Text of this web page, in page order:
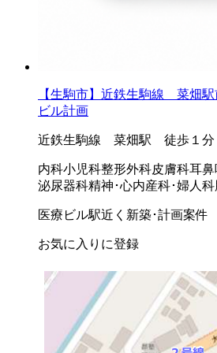
【生駒市】近鉄生駒線 菜畑駅
ビル計画
近鉄生駒線 菜畑駅 徒歩１分
内科小児科整形外科皮膚科耳
泌尿器科精神･心内産科･婦人科
医療ビル駅近く 新築･計画案件
お気に入りに登録